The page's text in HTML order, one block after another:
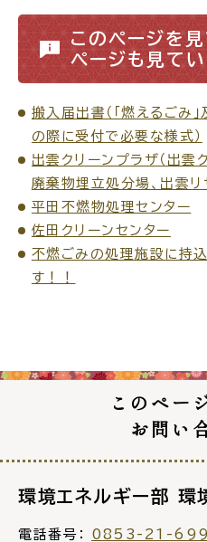
このページを
ページも見て
搬入届出書（「燃えるごみ
の際に受付で必要な様式）
出雲クリーンプラザ（出雲
廃棄物埋立処分場、出雲リ
平田不燃物処理センター
佐田クリーンセンター
不燃ごみの処理施設に持
す！！
このペー
お問い
環境エネルギー部 環
電話番号： 0853-21-